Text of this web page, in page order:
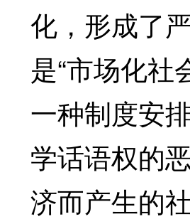
化，形成了
是“市场化社
一种制度安
学话语权的
济而产生的